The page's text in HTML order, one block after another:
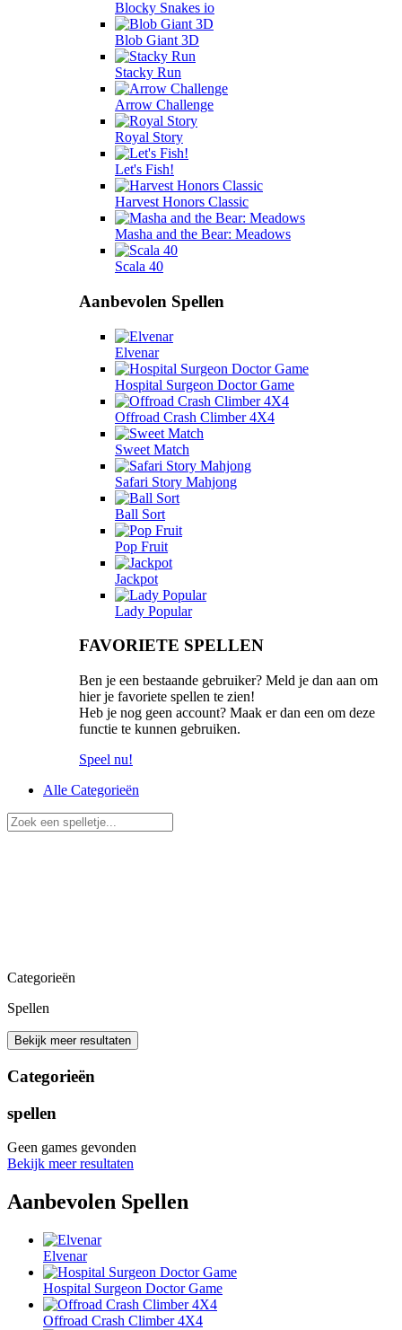
Blocky Snakes io
Blob Giant 3D
Stacky Run
Arrow Challenge
Royal Story
Let's Fish!
Harvest Honors Classic
Masha and the Bear: Meadows
Scala 40
Aanbevolen Spellen
Elvenar
Hospital Surgeon Doctor Game
Offroad Crash Climber 4X4
Sweet Match
Safari Story Mahjong
Ball Sort
Pop Fruit
Jackpot
Lady Popular
FAVORIETE SPELLEN
Ben je een bestaande gebruiker? Meld je dan aan om
hier je favoriete spellen te zien!
Heb je nog geen account? Maak er dan een om deze
functie te kunnen gebruiken.
Speel nu!
Alle Categorieën
Categorieën
Spellen
Bekijk meer resultaten
Categorieën
spellen
Geen games gevonden
Bekijk meer resultaten
Aanbevolen Spellen
Elvenar
Hospital Surgeon Doctor Game
Offroad Crash Climber 4X4